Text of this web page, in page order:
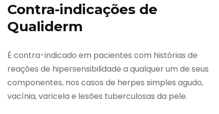
Contra-indicações de
Qualiderm
É contra-indicado em pacientes com histórias de
reações de hipersensibilidade a qualquer um de seus
componentes, nos casos de herpes simples agudo,
vacínia, varicela e lesões tuberculosas da pele.